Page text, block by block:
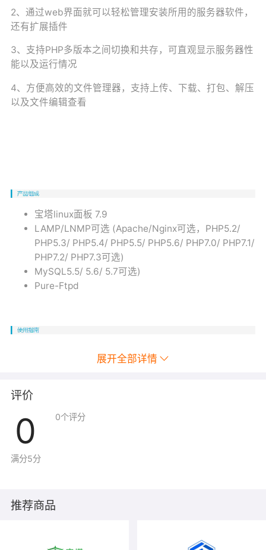
2、通过web界面就可以轻松管理安装所用的服务器软件，
还有扩展插件
3、支持PHP多版本之间切换和共存，可直观显示服务器性
能以及运行情况
4、方便高效的文件管理器，支持上传、下载、打包、解压
以及文件编辑查看
宝塔linux面板 7.9
LAMP/LNMP可选 (Apache/Nginx可选，PHP5.2/
PHP5.3/ PHP5.4/ PHP5.5/ PHP5.6/ PHP7.0/ PHP7.1/
PHP7.2/ PHP7.3可选)
MySQL5.5/ 5.6/ 5.7可选)
Pure-Ftpd
工作日09:00--18:00，右侧在线旺旺客服，支持邮箱：
help@yundingyun.com
服务范围说明：
展开全部详情
评价
0
满分5分
0个评分
推荐商品